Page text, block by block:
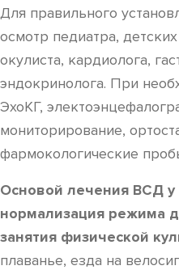
Для правильного
осмотр педиатра,
окулиста, кардиолога,
эндокринолога. При
ЭхоКГ,
мониторирование,
фармокологические
Основой лечения ВСД у
нормализация режима
занятия физической
плаванье, езда на